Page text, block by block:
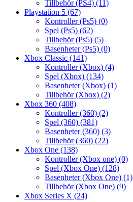
Tillbehör (PS4) (11)
Playstation 5 (67)
Kontroller (Ps5) (0)
Spel (Ps5) (62)
Tillbehör (Ps5) (5)
Basenheter (Ps5) (0)
Xbox Classic (141)
Kontroller (Xbox) (4)
Spel (Xbox) (134)
Basenheter (Xbox) (1)
Tillbehör (Xbox) (2)
Xbox 360 (408)
Kontroller (360) (2)
Spel (360) (381)
Basenheter (360) (3)
Tillbehör (360) (22)
Xbox One (138)
Kontroller (Xbox one) (0)
Spel (Xbox One) (128)
Basenheter (Xbox One) (1)
Tillbehör (Xbox One) (9)
Xbox Series X (24)